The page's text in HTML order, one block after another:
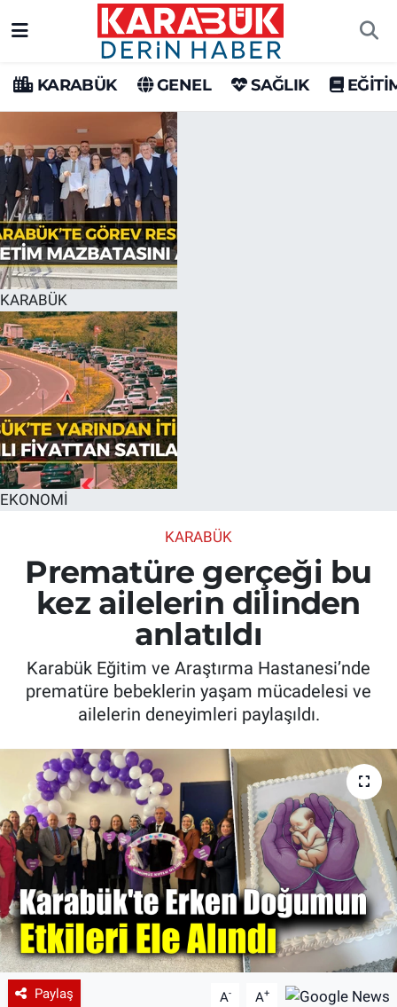
KARABÜK GENEL SAĞLIK
KARABÜK
EKONOMİ
KARABÜK
Prematüre gerçeği bu
kez ailelerin dilinden
anlatıldı
Karabük Eğitim ve Araştırma Hastanesi’nde
prematüre bebeklerin yaşam mücadelesi ve
ailelerin deneyimleri paylaşıldı.
Paylaş A- A+
Karabük Hava Durumu
Karabük Trafik Yoğunluk Haritası
Süper Lig Puan Durumu ve Fikstür
Tüm Manşetler
Son Dakika Haberleri
Haber Arşivi